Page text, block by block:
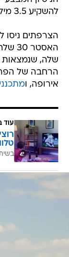
להשקיע 3.5 מיליארד דולר בחץ הייתה נכונה.
הצרפתים ניסו
שלה,
הרחבה של
אירופה, ו
עוד